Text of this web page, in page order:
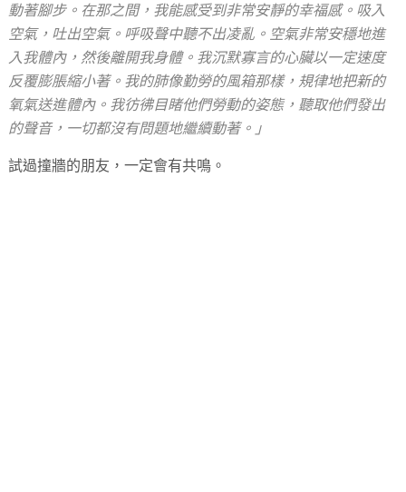
動著腳步。在那之間，我能感受到非常安靜的幸福感。吸入
空氣，吐出空氣。呼吸聲中聽不出凌亂。空氣非常安穩地進
入我體內，然後離開我身體。我沉默寡言的心臟以一定速度
反覆膨脹縮小著。我的肺像勤勞的風箱那樣，規律地把新的
氧氣送進體內。我彷彿目睹他們勞動的姿態，聽取他們發出
的聲音，一切都沒有問題地繼續動著。」
試過撞牆的朋友，一定會有共鳴。